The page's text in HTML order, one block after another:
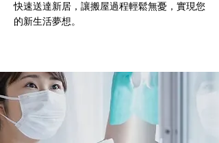
快速送達新居，讓搬屋過程輕鬆無憂，實現您
的新生活夢想。